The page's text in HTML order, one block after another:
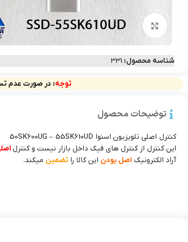
برای بزرگ‌نمایی کلیک کنید
شناسه محصول: 331
توجه: در صورت عدم
توضیحات محصول
کنترل اصلی تلویزیون اسنوا 50SK600UG – 55SK610UD
این کنترل از کنترل های فیک داخل بازار نیست و کنترل
آراد الکترونیک اصل بودن این کالا را تضمین میکند.